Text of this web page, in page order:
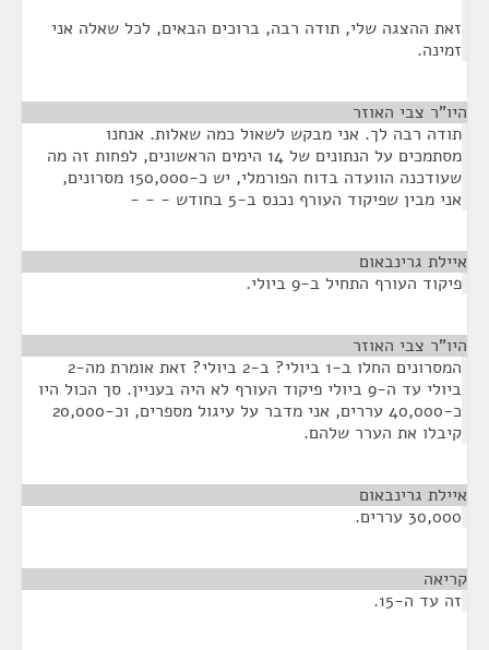
זאת ההצגה שלי, תודה רבה, ברוכים הבאים, לכל שאלה אני
זמינה.
היו"ר צבי האוזר
תודה רבה לך. אני מבקש לשאול כמה שאלות. אנחנו
מסתמכים על הנתונים של 14 הימים הראשונים, לפחות זה מה
שעודכנה הוועדה בדוח הפורמלי, יש כ-150,000 מסרונים,
אני מבין שפיקוד העורף נכנס ב-5 בחודש - - -
איילת גרינבאום
פיקוד העורף התחיל ב-9 ביולי.
היו"ר צבי האוזר
המסרונים החלו ב-1 ביולי? ב-2 ביולי? זאת אומרת מה-2
ביולי עד ה-9 ביולי פיקוד העורף לא היה בעניין. סך הכול היו
כ-40,000 עררים, אני מדבר על עיגול מספרים, וכ-20,000
קיבלו את הערר שלהם.
איילת גרינבאום
30,000 עררים.
קריאה
זה עד ה-15.